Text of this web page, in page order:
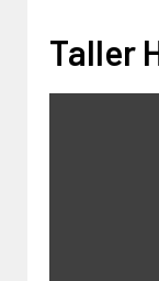
Taller